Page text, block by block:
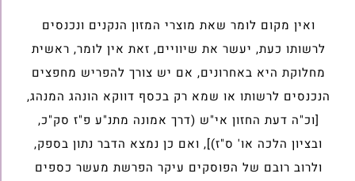
ואין מקום לומר שאת מוצרי המזון הנקנים ונכנסים
לרשותו כעת, יעשר את שיוויים, זאת אין לומר, ראשית
מחלוקת היא באחרונים, אם יש צורך להפריש מחפצים
הנכנסים לרשותו או שמא רק בכסף דווקא הונהג המנהג,
[וכ"ה דעת החזון אי"ש (דרך אמונה מתנ"ע פ"ז סק"כ,
ובציון הלכה או' ס"ז)], ואם כן נמצא הדבר נתון בספק,
ולרוב רובם של הפוסקים עיקר הפרשת מעשר כספים